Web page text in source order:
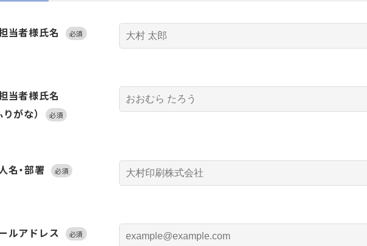
作
アプリ開発
開発
作
当者様氏名 必須
当者様氏名
りがな）
必須
名・部署 必須
ルアドレス 必須